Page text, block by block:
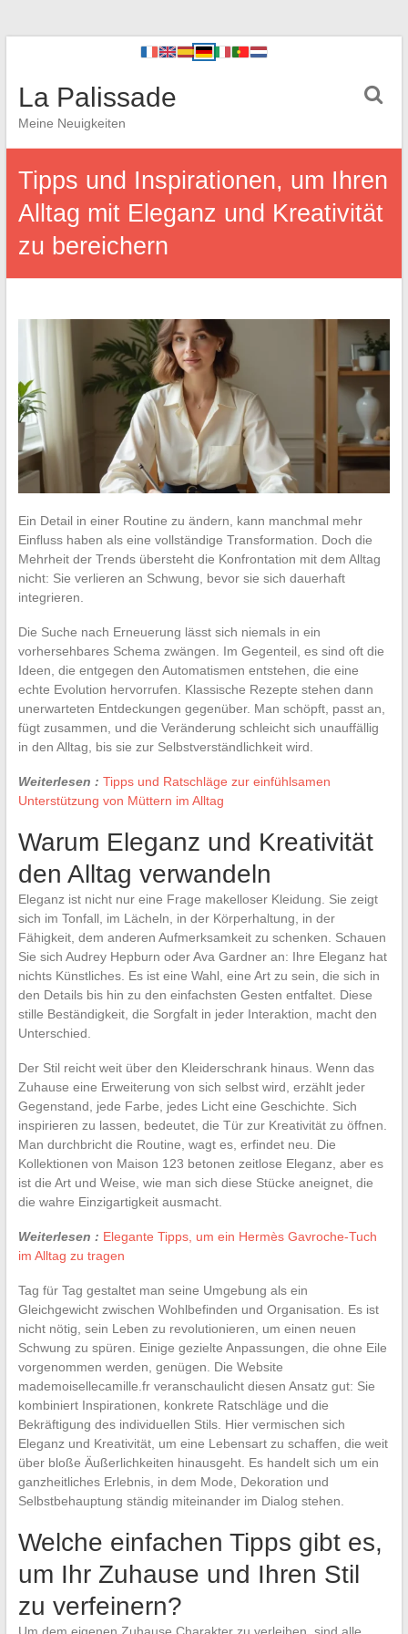
La Palissade
Meine Neuigkeiten
Tipps und Inspirationen, um Ihren
Alltag mit Eleganz und Kreativität
zu bereichern
Ein Detail in einer Routine zu ändern, kann manchmal mehr
Einfluss haben als eine vollständige Transformation. Doch die
Mehrheit der Trends übersteht die Konfrontation mit dem Alltag
nicht: Sie verlieren an Schwung, bevor sie sich dauerhaft
integrieren.
Die Suche nach Erneuerung lässt sich niemals in ein
vorhersehbares Schema zwängen. Im Gegenteil, es sind oft die
Ideen, die entgegen den Automatismen entstehen, die eine
echte Evolution hervorrufen. Klassische Rezepte stehen dann
unerwarteten Entdeckungen gegenüber. Man schöpft, passt an,
fügt zusammen, und die Veränderung schleicht sich unauffällig
in den Alltag, bis sie zur Selbstverständlichkeit wird.
Weiterlesen : Tipps und Ratschläge zur einfühlsamen
Unterstützung von Müttern im Alltag
Warum Eleganz und Kreativität
den Alltag verwandeln
Eleganz ist nicht nur eine Frage makelloser Kleidung. Sie zeigt
sich im Tonfall, im Lächeln, in der Körperhaltung, in der
Fähigkeit, dem anderen Aufmerksamkeit zu schenken. Schauen
Sie sich Audrey Hepburn oder Ava Gardner an: Ihre Eleganz hat
nichts Künstliches. Es ist eine Wahl, eine Art zu sein, die sich in
den Details bis hin zu den einfachsten Gesten entfaltet. Diese
stille Beständigkeit, die Sorgfalt in jeder Interaktion, macht den
Unterschied.
Der Stil reicht weit über den Kleiderschrank hinaus. Wenn das
Zuhause eine Erweiterung von sich selbst wird, erzählt jeder
Gegenstand, jede Farbe, jedes Licht eine Geschichte. Sich
inspirieren zu lassen, bedeutet, die Tür zur Kreativität zu öffnen.
Man durchbricht die Routine, wagt es, erfindet neu. Die
Kollektionen von Maison 123 betonen zeitlose Eleganz, aber es
ist die Art und Weise, wie man sich diese Stücke aneignet, die
die wahre Einzigartigkeit ausmacht.
Weiterlesen : Elegante Tipps, um ein Hermès Gavroche-Tuch
im Alltag zu tragen
Tag für Tag gestaltet man seine Umgebung als ein
Gleichgewicht zwischen Wohlbefinden und Organisation. Es ist
nicht nötig, sein Leben zu revolutionieren, um einen neuen
Schwung zu spüren. Einige gezielte Anpassungen, die ohne Eile
vorgenommen werden, genügen. Die Website
mademoisellecamille.fr veranschaulicht diesen Ansatz gut: Sie
kombiniert Inspirationen, konkrete Ratschläge und die
Bekräftigung des individuellen Stils. Hier vermischen sich
Eleganz und Kreativität, um eine Lebensart zu schaffen, die weit
über bloße Äußerlichkeiten hinausgeht. Es handelt sich um ein
ganzheitliches Erlebnis, in dem Mode, Dekoration und
Selbstbehauptung ständig miteinander im Dialog stehen.
Welche einfachen Tipps gibt es,
um Ihr Zuhause und Ihren Stil
zu verfeinern?